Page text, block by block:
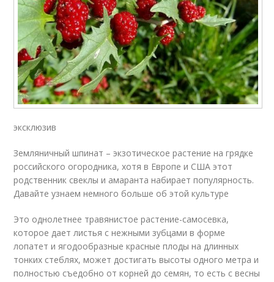
эксклюзив
Земляничный шпинат – экзотическое растение на грядке
российского огородника, хотя в Европе и США этот
родственник свеклы и амаранта набирает популярность.
Давайте узнаем немного больше об этой культуре
Это однолетнее травянистое растение-самосевка,
которое дает листья с нежными зубцами в форме
лопатет и ягодообразные красные плоды на длинных
тонких стеблях, может достигать высоты одного метра и
полностью съедобно от корней до семян, то есть с весны